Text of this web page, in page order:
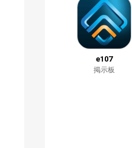
e107
掲示板